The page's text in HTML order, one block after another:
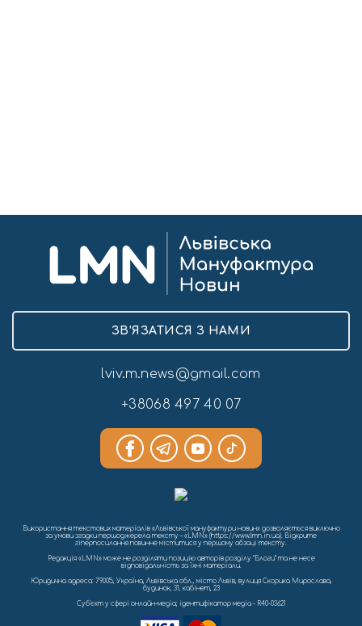
ЗВ’ЯЗАТИСЯ З НАМИ
lviv.m.news@gmail.com
+38068 497 40 07
Використання текстових матеріалів «Львівської мануфактури новин» дозволяється виключно
за умови згадки першоджерела тексту – «LMN» (https://www.lmn.in.ua). Відкрите
гіперпосилання повинне міститися у першому абзаці тексту.
Редакція «LMN» може не розділяти позицію авторів розділу “Блоги” та не несе
відповідальність за їхні матеріали.
Юридична адреса: 79005, Україна, Львівська обл., місто Львів, вулиця Скорика Мирослава,
будинок, 31, кабінет, 23
Cуб'єкт у сфері онлайн-медіа; ідентифікатор медіа - R40-03621